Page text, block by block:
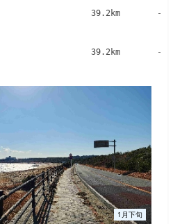
39.2km -
39.2km -
1月下旬